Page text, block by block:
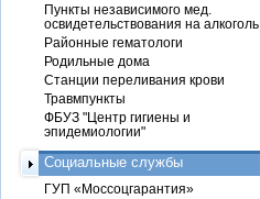
Пункты независимого мед.
освидетельствования на алкоголь
Районные гематологи
Родильные дома
Станции переливания крови
Травмпункты
ФБУЗ "Центр гигиены и
эпидемиологии"
Социальные службы
ГУП «Моссоцгарантия»